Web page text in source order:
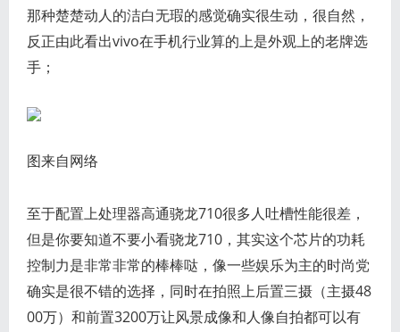
那种楚楚动人的洁白无瑕的感觉确实很生动，很自然，
反正由此看出vivo在手机行业算的上是外观上的老牌选
手；
图来自网络
至于配置上处理器高通骁龙710很多人吐槽性能很差，
但是你要知道不要小看骁龙710，其实这个芯片的功耗
控制力是非常非常的棒棒哒，像一些娱乐为主的时尚党
确实是很不错的选择，同时在拍照上后置三摄（主摄48
00万）和前置3200万让风景成像和人像自拍都可以有